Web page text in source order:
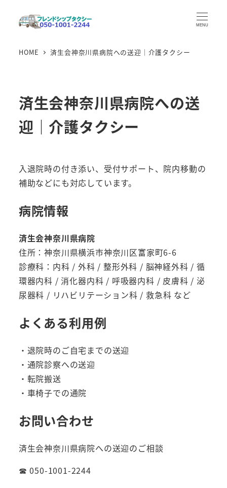
MENU
HOME 済生会神奈川県病院への送迎｜介護タクシー
済生会神奈川県病院への送
迎｜介護タクシー
入退院時の付き添い、受付サポート、院内移動の
補助などにも対応しています。
病院情報
済生会神奈川県病院
住所：神奈川県横浜市神奈川区富家町6-6
診療科：内科 / 外科 / 整形外科 / 脳神経外科 / 循
環器内科 / 消化器内科 / 呼吸器内科 / 皮膚科 / 泌
尿器科 / リハビリテーション科 / 救急科 など
よくある利用例
・退院時のご自宅までの送迎
・通院診察への送迎
・転院搬送
・車椅子での通院
お問い合わせ
済生会神奈川県病院への送迎のご相談
☎ 050-1001-2244